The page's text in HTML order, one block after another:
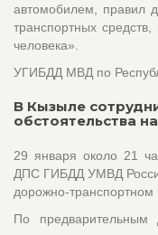
автомобилем, правил
транспортных
человека».
УГИБДД МВД по
В Кызыле
обстоятельства
29 января около 21
ДПС ГИБДД УМВД
дорожно-
По предварительным